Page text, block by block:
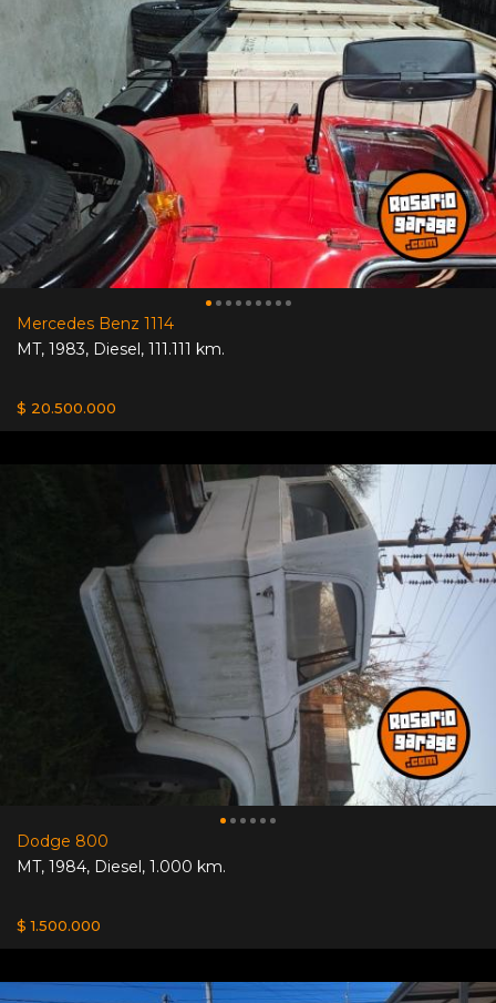
Mercedes Benz 1114
MT, 1983, Diesel, 111.111 km.
$ 20.500.000
Dodge 800
MT, 1984, Diesel, 1.000 km.
$ 1.500.000